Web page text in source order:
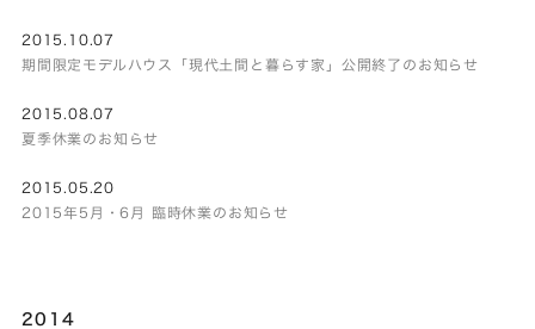
2015.10.07
期間限定モデルハウス「現代土間と暮らす家」公開終了のお知らせ
2015.08.07
夏季休業のお知らせ
2015.05.20
2015年5月・6月 臨時休業のお知らせ
2014